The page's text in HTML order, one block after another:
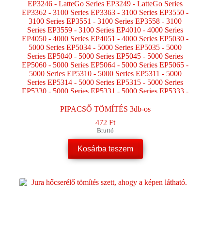
PIPACSŐ TÖMÍTÉS 3db-os
472 Ft
Bruttó
Kosárba teszem